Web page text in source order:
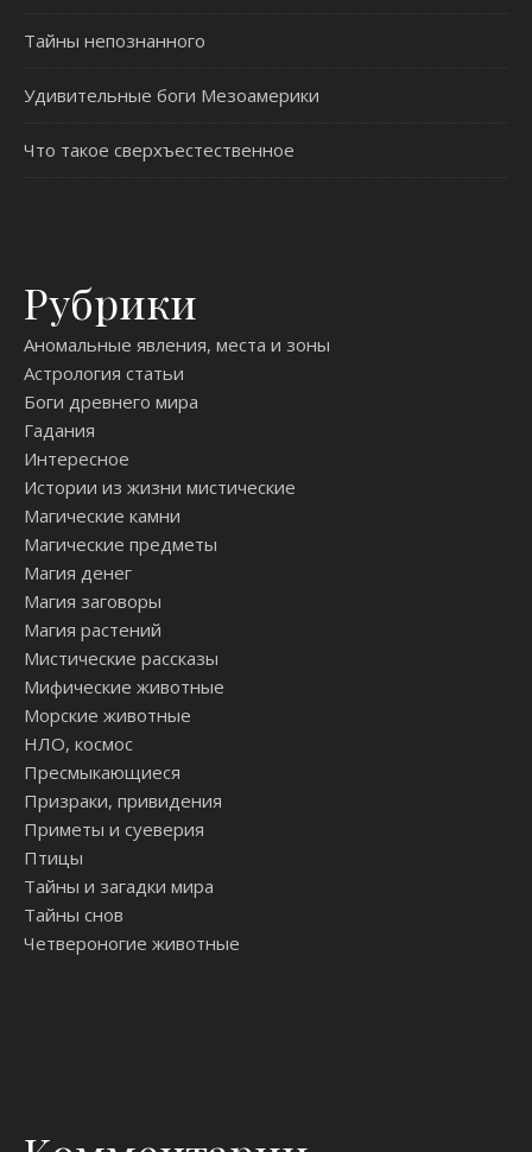
Тайны непознанного
Удивительные боги Мезоамерики
Что такое сверхъестественное
Рубрики
Аномальные явления, места и зоны
Астрология статьи
Боги древнего мира
Гадания
Интересное
Истории из жизни мистические
Магические камни
Магические предметы
Магия денег
Магия заговоры
Магия растений
Мистические рассказы
Мифические животные
Морские животные
НЛО, космос
Пресмыкающиеся
Призраки, привидения
Приметы и суеверия
Птицы
Тайны и загадки мира
Тайны снов
Четвероногие животные